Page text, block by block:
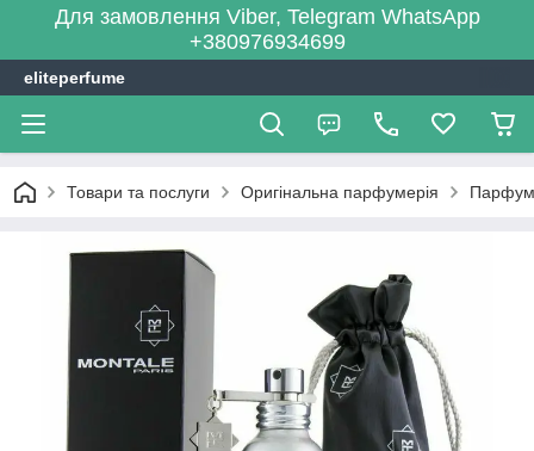
Для замовлення Viber, Telegram WhatsApp
+380976934699
eliteperfume
Товари та послуги Оригінальна парфумерія